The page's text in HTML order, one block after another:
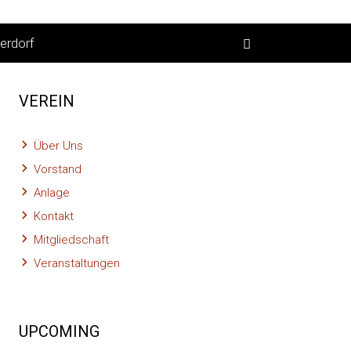
VEREIN
Über Uns
Vorstand
Anlage
Kontakt
Mitgliedschaft
Veranstaltungen
UPCOMING